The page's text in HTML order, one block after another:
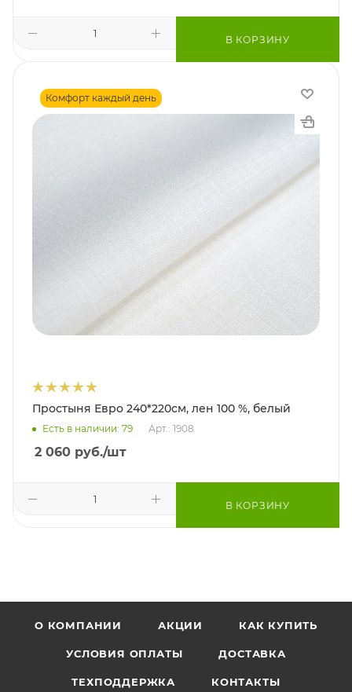
В КОРЗИНУ
Комфорт каждый день
Простыня Евро 240*220см, лен 100 %, белый
Есть в наличии: 79 Арт.: 1908
2 060 руб./шт
В КОРЗИНУ
О КОМПАНИИ АКЦИИ КАК КУПИТЬ
УСЛОВИЯ ОПЛАТЫ ДОСТАВКА
ТЕХПОДДЕРЖКА КОНТАКТЫ